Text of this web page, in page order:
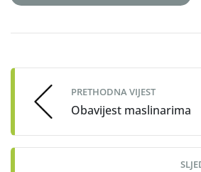
navigation
PRETHODNA VIJEST
Obavijest maslinarima